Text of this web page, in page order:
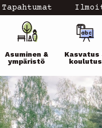
Tapahtumat
Päävalikko
Asuminen &
ympäristö
Kasvatus
koulutus